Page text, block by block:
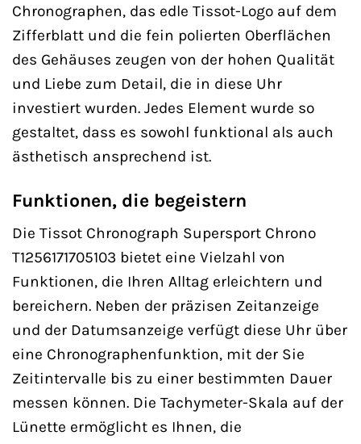
Chronographen, das edle Tissot-Logo auf dem
Zifferblatt und die fein polierten Oberflächen
des Gehäuses zeugen von der hohen Qualität
und Liebe zum Detail, die in diese Uhr
investiert wurden. Jedes Element wurde so
gestaltet, dass es sowohl funktional als auch
ästhetisch ansprechend ist.
Funktionen, die begeistern
Die Tissot Chronograph Supersport Chrono
T1256171705103 bietet eine Vielzahl von
Funktionen, die Ihren Alltag erleichtern und
bereichern. Neben der präzisen Zeitanzeige
und der Datumsanzeige verfügt diese Uhr über
eine Chronographenfunktion, mit der Sie
Zeitintervalle bis zu einer bestimmten Dauer
messen können. Die Tachymeter-Skala auf der
Lünette ermöglicht es Ihnen, die